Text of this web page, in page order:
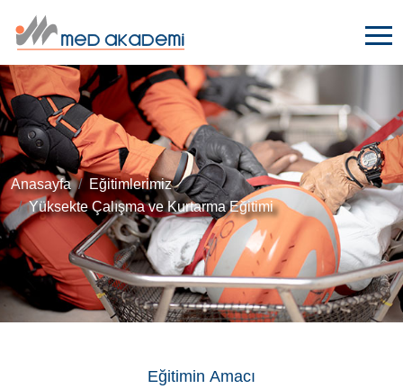
Anasayfa
Eğitimlerimiz
Yüksekte Çalışma ve Kurtarma Eğitimi
Eğitimin Amacı